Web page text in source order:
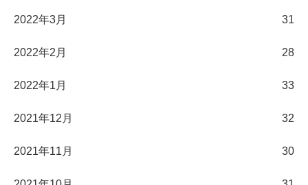
2022年3月 31
2022年2月 28
2022年1月 33
2021年12月 32
2021年11月 30